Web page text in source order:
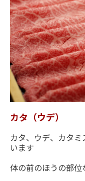
カタ（ウデ）
カタ、ウデ、カタ
います
体の前のほうの部